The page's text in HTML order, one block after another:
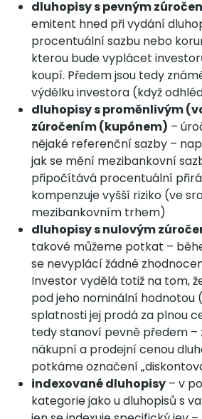
dluhopisy s pevným
emitent hned při vydání
procentuální sazbu nebo
kterou bude vyplácet
koupí. Předem jsou tedy
výdělku investora (když
dluhopisy s proměnlivým
zúročením (kupónem) –
nějaké referenční sazby –
jak se mění mezibankovní
připočítává procentuální
kompenzuje vyšší riziko (ve
mezibankovním trhem)
dluhopisy s nulovým
takové můžeme potkat –
se nevyplácí žádné
Investor vydělá totiž na tom,
pod jeho nominální hodnotou
splatnosti jej prodá za plnou
tedy stanoví pevně předem –
nákupní a prodejní cenou
potkáme označení
indexované dluhopisy – v
kategorie jako u dluhopisů s